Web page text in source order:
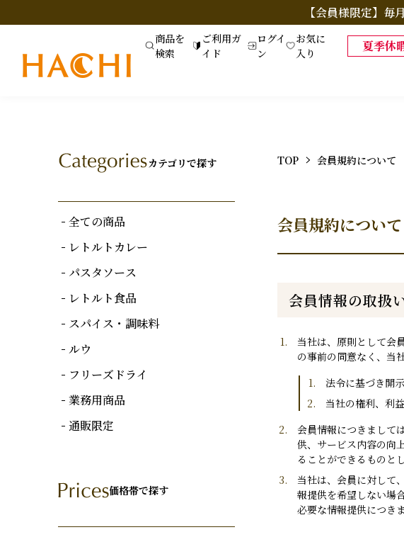
【会員様限定】
商品を
検索
ご利用ガ
イド
ログイ
ン
お気に
入り
夏季休
カテゴリで探す
全ての商品
レトルトカレー
パスタソース
レトルト食品
スパイス・調味料
ルウ
フリーズドライ
業務用商品
通販限定
価格帯で探す
TOP 会員規約について
会員規約について
会員情報の取扱
当社は、原則として会
の事前の同意なく、当
法令に基づき開
当社の権利、利
会員情報につきまして
供、サービス内容の向
ることができるものとし
当社は、会員に対して
報提供を希望しない場
必要な情報提供につき